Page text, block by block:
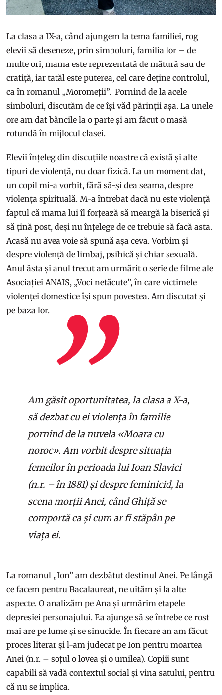
La clasa a IX-a, când ajungem la tema familiei, rog
elevii să deseneze, prin simboluri, familia lor – de
multe ori, mama este reprezentată de mătură sau de
cratiță, iar tatăl este puterea, cel care deține controlul,
ca în romanul „Moromeții”. Pornind de la acele
simboluri, discutăm de ce își văd părinții așa. La unele
ore am dat băncile la o parte și am făcut o masă
rotundă în mijlocul clasei.
Elevii înțeleg din discuțiile noastre că există și alte
tipuri de violență, nu doar fizică. La un moment dat,
un copil mi-a vorbit, fără să-și dea seama, despre
violența spirituală. M-a întrebat dacă nu este violență
faptul că mama lui îl forțează să meargă la biserică și
să țină post, deși nu înțelege de ce trebuie să facă asta.
Acasă nu avea voie să spună așa ceva. Vorbim și
despre violență de limbaj, psihică și chiar sexuală.
Anul ăsta și anul trecut am urmărit o serie de filme ale
Asociației ANAIS, „Voci netăcute”, în care victimele
violenței domestice își spun povestea. Am discutat și
pe baza lor.
Am găsit oportunitatea, la clasa a X-a,
să dezbat cu ei violența în familie
pornind de la nuvela «Moara cu
noroc». Am vorbit despre situația
femeilor în perioada lui Ioan Slavici
(n.r. – în 1881) și despre feminicid, la
scena morții Anei, când Ghiță se
comportă ca și cum ar fi stăpân pe
viața ei.
La romanul „Ion” am dezbătut destinul Anei. Pe lângă
ce facem pentru Bacalaureat, ne uităm și la alte
aspecte. O analizăm pe Ana și urmărim etapele
depresiei personajului. Ea ajunge să se întrebe ce rost
mai are pe lume și se sinucide. În fiecare an am făcut
proces literar și l-am judecat pe Ion pentru moartea
Anei (n.r. – soțul o lovea și o umilea). Copiii sunt
capabili să vadă contextul social și vina satului, pentru
că nu se implica.